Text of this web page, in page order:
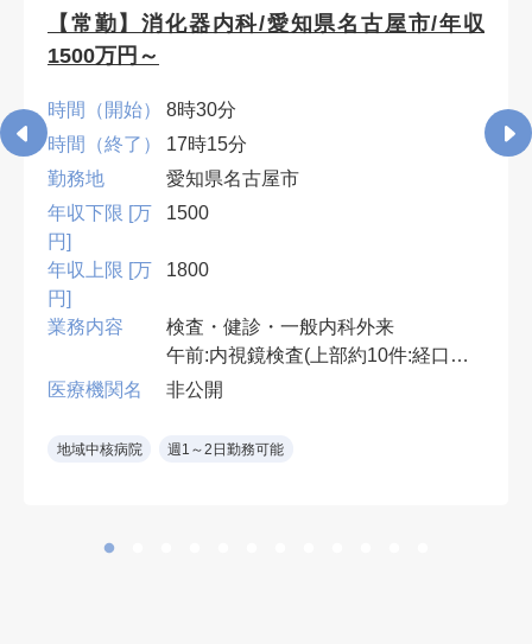
【常勤】消化器内科/愛知県名古屋市/年収
1500万円～
時間（開始）
8時30分
時間（終了）
17時15分
勤務地
愛知県名古屋市
年収下限 [万
円]
1500
年収上限 [万
円]
1800
業務内容
検査・健診・一般内科外来
午前:内視鏡検査(上部約10件:経口・
経鼻)
透視読影,一般内科外来(1コマ),ワク
医療機関名 非公開
地域中核病院 週1～2日勤務可能